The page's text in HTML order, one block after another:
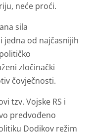
neće proći.
sila
jedna od najčasnijih
zločinački
čovječnosti.
tzv. Vojske RS i
predvođeno
Dodikov režim